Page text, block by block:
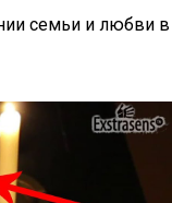
семьи и любви в